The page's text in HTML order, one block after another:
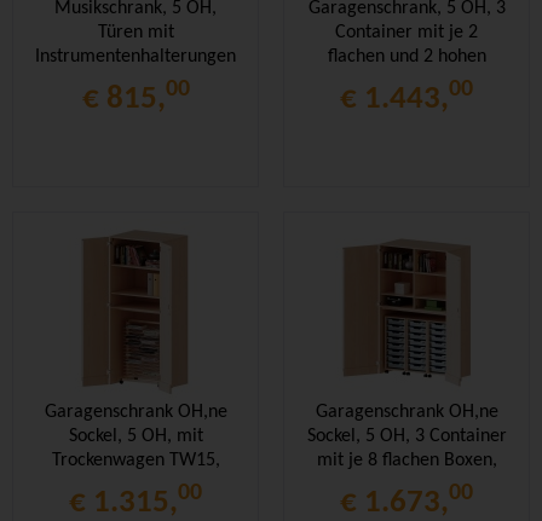
Musikschrank, 5 OH,
Türen mit
Instrumentenhalterungen,
B/H/T 104,5x190x60cm
€ 815,00
Garagenschrank, 5 OH, 3
Container mit je 2
flachen und 2 hohen
Boxen, B/H/T
120x190x60cm
€ 1.443,00
Garagenschrank OH,ne
Sockel, 5 OH, mit
Trockenwagen TW15,
B/H/T 80x190x60cm
€ 1.315,00
Garagenschrank OH,ne
Sockel, 5 OH, 3 Container
mit je 8 flachen Boxen,
B/H/T 120x190x60cm
€ 1.673,00